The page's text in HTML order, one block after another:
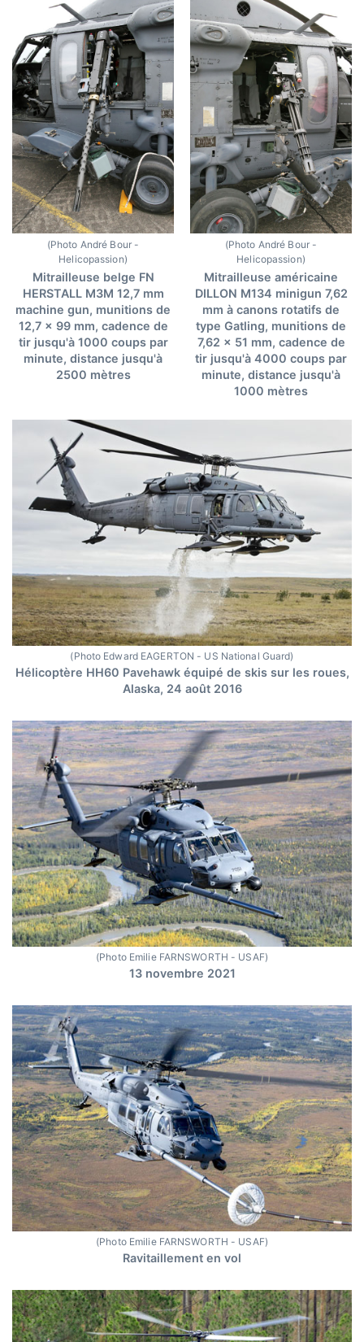
(Photo André Bour -
Helicopassion)
Mitrailleuse belge FN
HERSTALL M3M 12,7 mm
machine gun, munitions de
12,7 x 99 mm, cadence de
tir jusqu'à 1000 coups par
minute, distance jusqu'à
2500 mètres
(Photo André Bour -
Helicopassion)
Mitrailleuse américaine
DILLON M134 minigun 7,62
mm à canons rotatifs de
type Gatling, munitions de
7,62 x 51 mm, cadence de
tir jusqu'à 4000 coups par
minute, distance jusqu'à
1000 mètres
(Photo Edward EAGERTON - US National Guard)
Hélicoptère HH60 Pavehawk équipé de skis sur les roues,
Alaska, 24 août 2016
(Photo Emilie FARNSWORTH - USAF)
13 novembre 2021
(Photo Emilie FARNSWORTH - USAF)
Ravitaillement en vol